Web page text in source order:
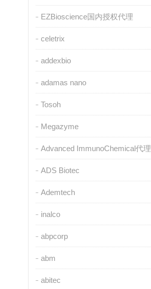
EZBioscience国内授权代理
celetrix
addexbio
adamas nano
Tosoh
Megazyme
Advanced ImmunoChemical代理
ADS Biotec
Ademtech
inalco
abpcorp
abm
abitec